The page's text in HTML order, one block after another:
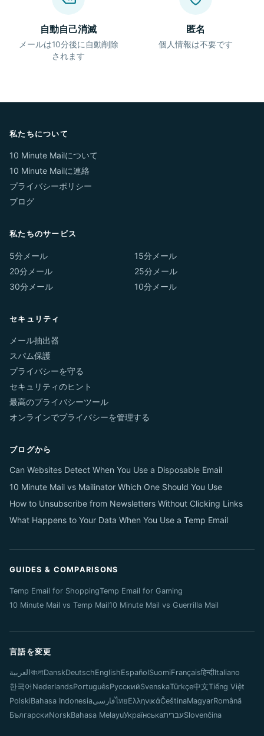
自動自己消滅
メールは10分後に自動削除
されます
匿名
個人情報は不要です
私たちについて
10 Minute Mailについて
10 Minute Mailに連絡
プライバシーポリシー
ブログ
私たちのサービス
5分メール
15分メール
20分メール
25分メール
30分メール
10分メール
セキュリティ
メール抽出器
スパム保護
プライバシーを守る
セキュリティのヒント
最高のプライバシーツール
オンラインでプライバシーを管理する
ブログから
Can Websites Detect When You Use a Disposable Email
10 Minute Mail vs Mailinator Which One Should You Use
How to Unsubscribe from Newsletters Without Clicking Links
What Happens to Your Data When You Use a Temp Email
GUIDES & COMPARISONS
Temp Email for ShoppingTemp Email for Gaming
10 Minute Mail vs Temp Mail10 Minute Mail vs Guerrilla Mail
言語を変更
العربية বাংলাDanskDeutschEnglishEspañolSuomiFrançaisहिन्दीItaliano
한국어 NederlandsPortuguêsРусскийSvenskaTürkçe中文Tiếng Việt
PolskiBahasa IndonesiaفارسیไทยΕλληνικάČeštinaMagyarRomână
БългарскиNorskBahasa MelayuУкраїнськаעבריתSlovenčina